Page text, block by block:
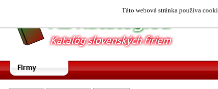
Táto webová stránka používa
Firmy